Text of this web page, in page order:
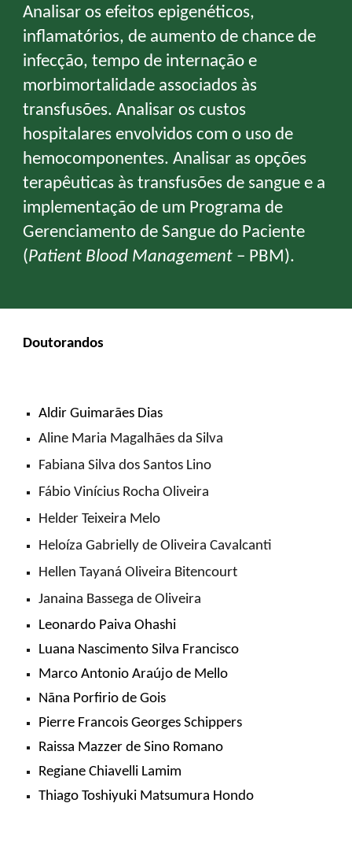
Analisar os efeitos epigenéticos,
inflamatórios, de aumento de chance de
infecção, tempo de internação e
morbimortalidade associados às
transfusões. Analisar os custos
hospitalares envolvidos com o uso de
hemocomponentes. Analisar as opções
terapêuticas às transfusões de sangue e a
implementação de um Programa de
Gerenciamento de Sangue do Paciente
(Patient Blood Management – PBM).
Doutorandos
Aldir Guimarães Dias
Aline Maria Magalhães da Silva
Fabiana Silva dos Santos Lino
Fábio Vinícius Rocha Oliveira
Helder Teixeira Melo
Heloíza Gabrielly de Oliveira Cavalcanti
Hellen Tayaná Oliveira Bitencourt
Janaina Bassega de Oliveira
Leonardo Paiva Ohashi
Luana Nascimento Silva Francisco
Marco Antonio Araújo de Mello
Nãna Porfirio de Gois
Pierre Francois Georges Schippers
Raissa Mazzer de Sino Romano
Regiane Chiavelli Lamim
Thiago Toshiyuki Matsumura Hondo